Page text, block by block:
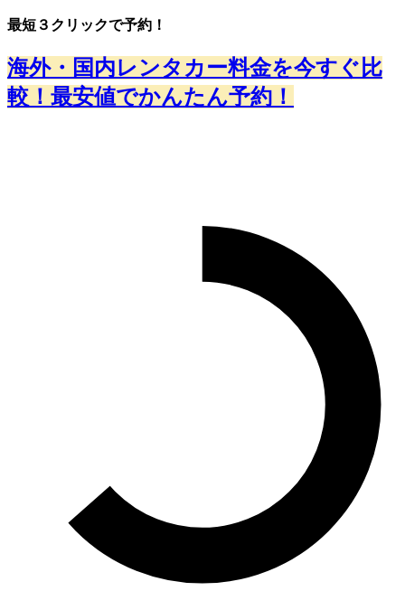
最短３クリックで予約！
海外・国内レンタカー料金を今すぐ比
較！最安値でかんたん予約！